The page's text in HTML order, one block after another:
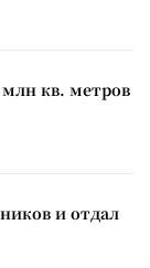
кв. метров
и отдал